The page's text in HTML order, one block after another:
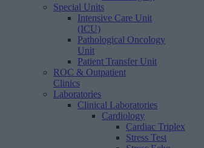
Special Units
Intensive Care Unit
(ICU)
Pathological Oncology
Unit
Patient Transfer Unit
ROC & Outpatient
Clinics
Laboratories
Clinical Laboratories
Cardiology
Cardiac Triplex
Stress Test